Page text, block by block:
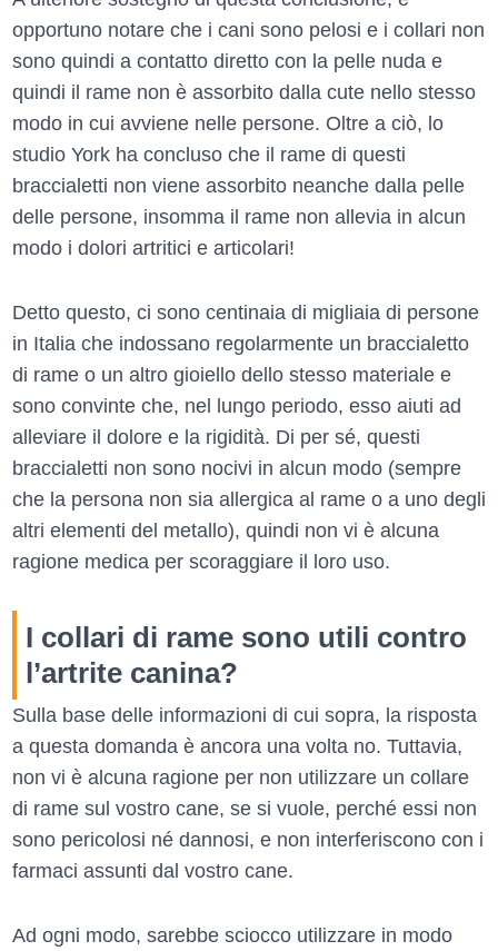
opportuno notare che i cani sono pelosi e i collari non
sono quindi a contatto diretto con la pelle nuda e
quindi il rame non è assorbito dalla cute nello stesso
modo in cui avviene nelle persone. Oltre a ciò, lo
studio York ha concluso che il rame di questi
braccialetti non viene assorbito neanche dalla pelle
delle persone, insomma il rame non allevia in alcun
modo i dolori artritici e articolari!
Detto questo, ci sono centinaia di migliaia di persone
in Italia che indossano regolarmente un braccialetto
di rame o un altro gioiello dello stesso materiale e
sono convinte che, nel lungo periodo, esso aiuti ad
alleviare il dolore e la rigidità. Di per sé, questi
braccialetti non sono nocivi in alcun modo (sempre
che la persona non sia allergica al rame o a uno degli
altri elementi del metallo), quindi non vi è alcuna
ragione medica per scoraggiare il loro uso.
I collari di rame sono utili contro
l’artrite canina?
Sulla base delle informazioni di cui sopra, la risposta
a questa domanda è ancora una volta no. Tuttavia,
non vi è alcuna ragione per non utilizzare un collare
di rame sul vostro cane, se si vuole, perché essi non
sono pericolosi né dannosi, e non interferiscono con i
farmaci assunti dal vostro cane.
Ad ogni modo, sarebbe sciocco utilizzare in modo